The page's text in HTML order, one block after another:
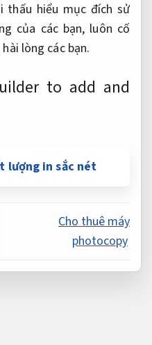
thấu hiểu mục đích sử
của các bạn, luôn cố
lòng các bạn.
to add and
lượng in sắc nét
Cho thuê máy
photocopy